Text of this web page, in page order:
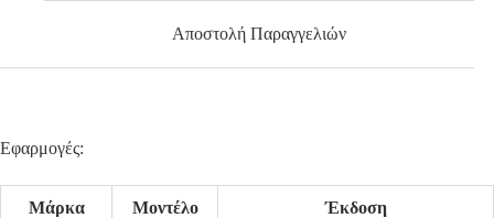
Αποστολή Παραγγελιών
Εφαρμογές:
Μάρκα Μοντέλο Έκδοση